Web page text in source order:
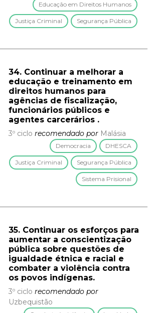
Educação em Direitos Humanos
Justiça Criminal Segurança Pública
34. Continuar a melhorar a
educação e treinamento em
direitos humanos para
agências de fiscalização,
funcionários públicos e
agentes carcerários .
3º ciclo recomendado por Malásia
Democracia DHESCA
Justiça Criminal Segurança Pública
Sistema Prisional
35. Continuar os esforços para
aumentar a conscientização
pública sobre questões de
igualdade étnica e racial e
combater a violência contra
os povos indígenas.
3º ciclo recomendado por
Uzbequistão